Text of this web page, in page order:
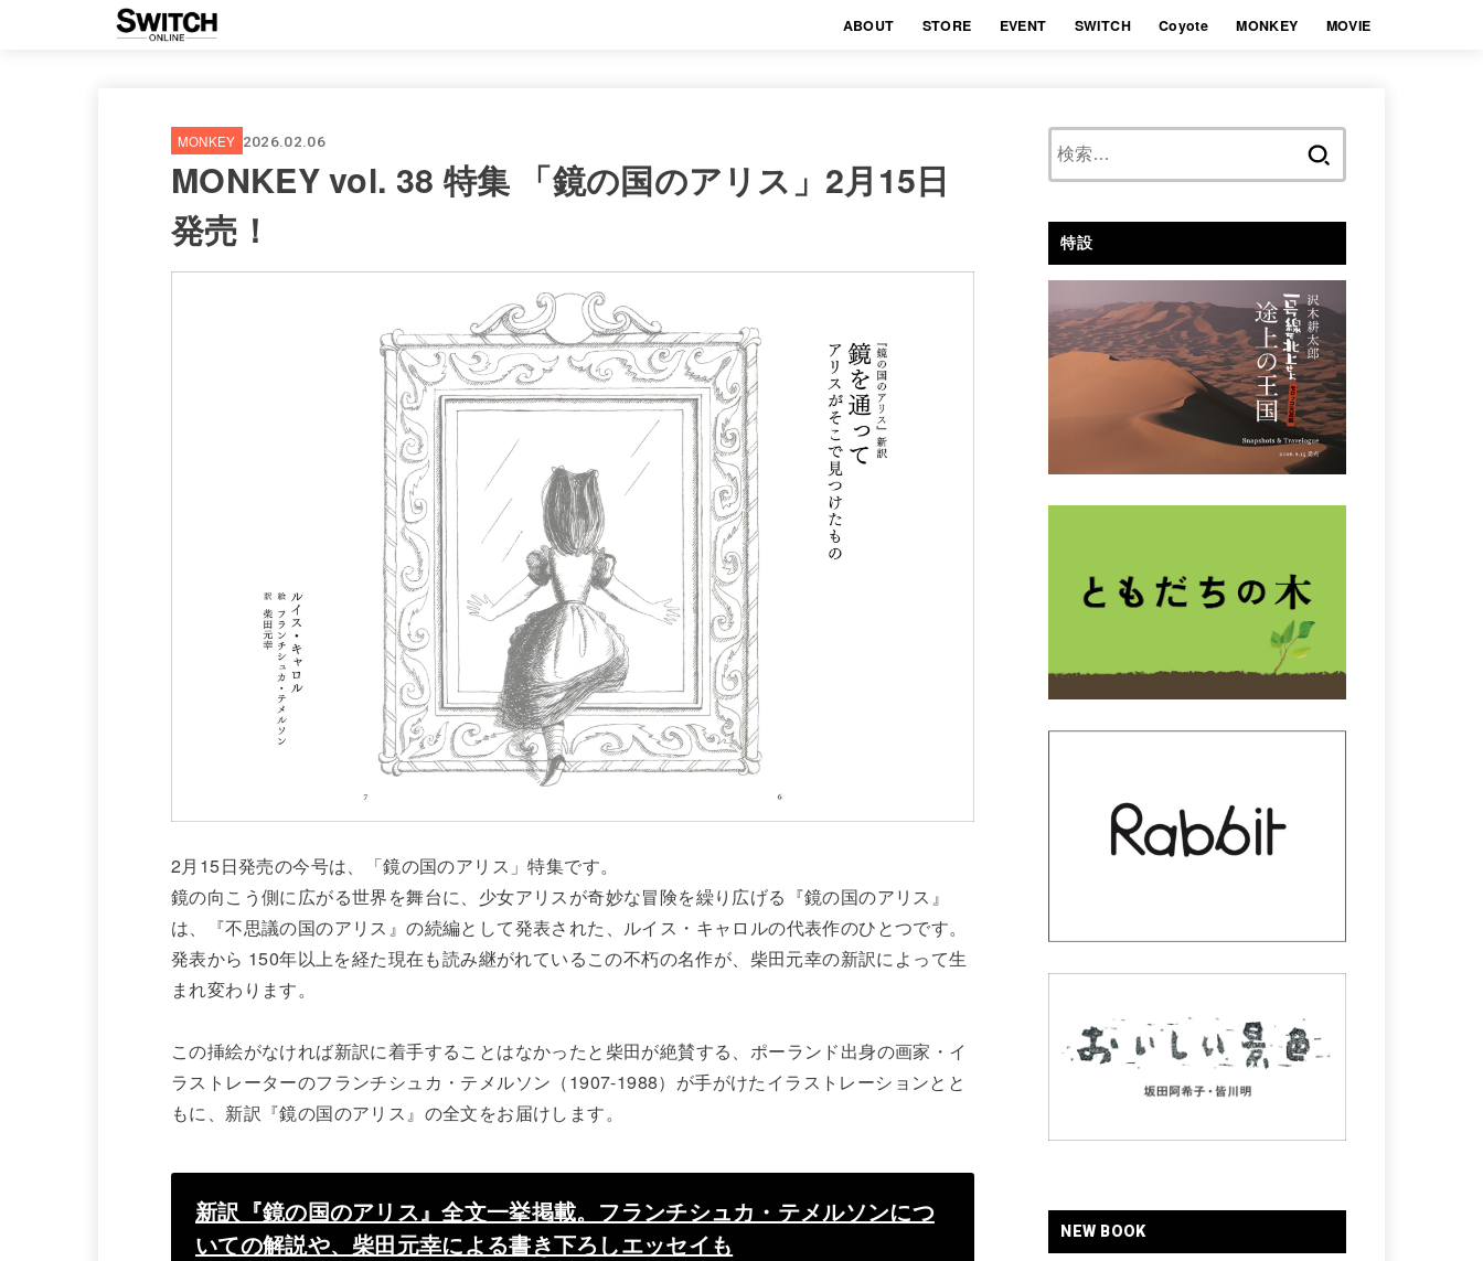
ABOUT STORE EVENT SWITCH Coyote MONKEY MOVIE
MONKEY 2026.02.06
MONKEY vol. 38 特集 「鏡の国のアリス」2月15日
発売！
2月15日発売の今号は、「鏡の国のアリス」特集です。
鏡の向こう側に広がる世界を舞台に、少女アリスが奇妙な冒険を繰り広げる『鏡の国のアリス』
は、『不思議の国のアリス』の続編として発表された、ルイス・キャロルの代表作のひとつです。
発表から 150年以上を経た現在も読み継がれているこの不朽の名作が、柴田元幸の新訳によって生
まれ変わります。
この挿絵がなければ新訳に着手することはなかったと柴田が絶賛する、ポーランド出身の画家・イ
ラストレーターのフランチシュカ・テメルソン（1907-1988）が手がけたイラストレーションとと
もに、新訳『鏡の国のアリス』の全文をお届けします。
新訳『鏡の国のアリス』全文一挙掲載。フランチシュカ・テメルソンにつ
いての解説や、柴田元幸による書き下ろしエッセイも
特設
NEW BOOK